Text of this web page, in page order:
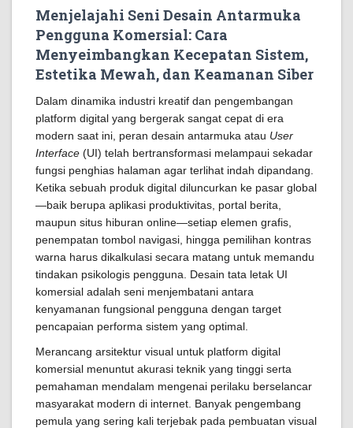
Menjelajahi Seni Desain Antarmuka
Pengguna Komersial: Cara
Menyeimbangkan Kecepatan Sistem,
Estetika Mewah, dan Keamanan Siber
Dalam dinamika industri kreatif dan pengembangan
platform digital yang bergerak sangat cepat di era
modern saat ini, peran desain antarmuka atau User
Interface (UI) telah bertransformasi melampaui sekadar
fungsi penghias halaman agar terlihat indah dipandang.
Ketika sebuah produk digital diluncurkan ke pasar global
—baik berupa aplikasi produktivitas, portal berita,
maupun situs hiburan online—setiap elemen grafis,
penempatan tombol navigasi, hingga pemilihan kontras
warna harus dikalkulasi secara matang untuk memandu
tindakan psikologis pengguna. Desain tata letak UI
komersial adalah seni menjembatani antara
kenyamanan fungsional pengguna dengan target
pencapaian performa sistem yang optimal.
Merancang arsitektur visual untuk platform digital
komersial menuntut akurasi teknik yang tinggi serta
pemahaman mendalam mengenai perilaku berselancar
masyarakat modern di internet. Banyak pengembang
pemula yang sering kali terjebak pada pembuatan visual